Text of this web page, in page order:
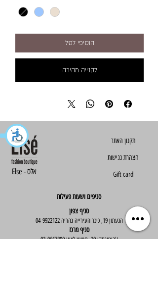
הוסיפי לסל
לקנייה מהירה
Else - אלס
תקנון האתר​​
הצהרת נגישות
Gift card
סניפים ושעות פעילות
סניף צפון
הגעתון 19, כיכר העירייה נהריה 04-9922122
סניף מרכז
ז'בוטינסקי 30, ראשון לציון 03-9667890